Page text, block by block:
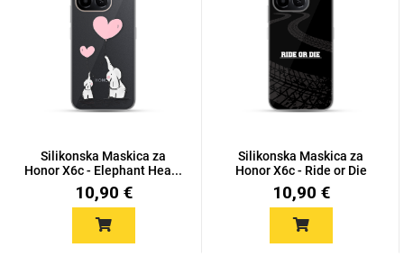
Silikonska Maskica za
Honor X6c - Elephant Hea...
10,90 €
Silikonska Maskica za
Honor X6c - Ride or Die
10,90 €